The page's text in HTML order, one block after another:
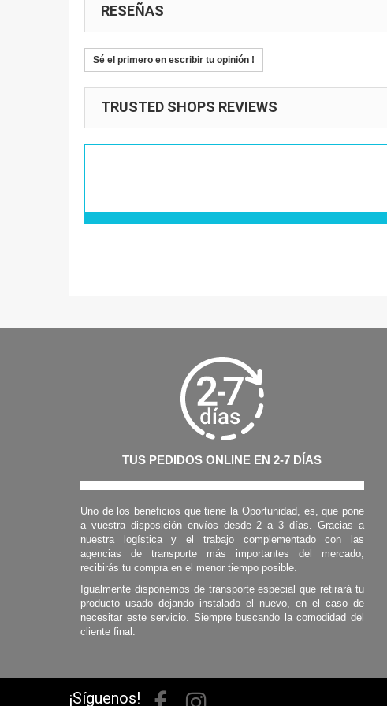
RESEÑAS
Sé el primero en escribir tu opinión !
TRUSTED SHOPS REVIEWS
TUS PEDIDOS ONLINE EN 2-7 DÍAS
Uno de los beneficios que tiene la Oportunidad, es, que pone
a vuestra disposición envíos desde 2 a 3 días. Gracias a
nuestra logística y el trabajo complementado con las
agencias de transporte más importantes del mercado,
recibirás tu compra en el menor tiempo posible.
Igualmente disponemos de transporte especial que retirará tu
producto usado dejando instalado el nuevo, en el caso de
necesitar este servicio. Siempre buscando la comodidad del
cliente final.
¡Síguenos!